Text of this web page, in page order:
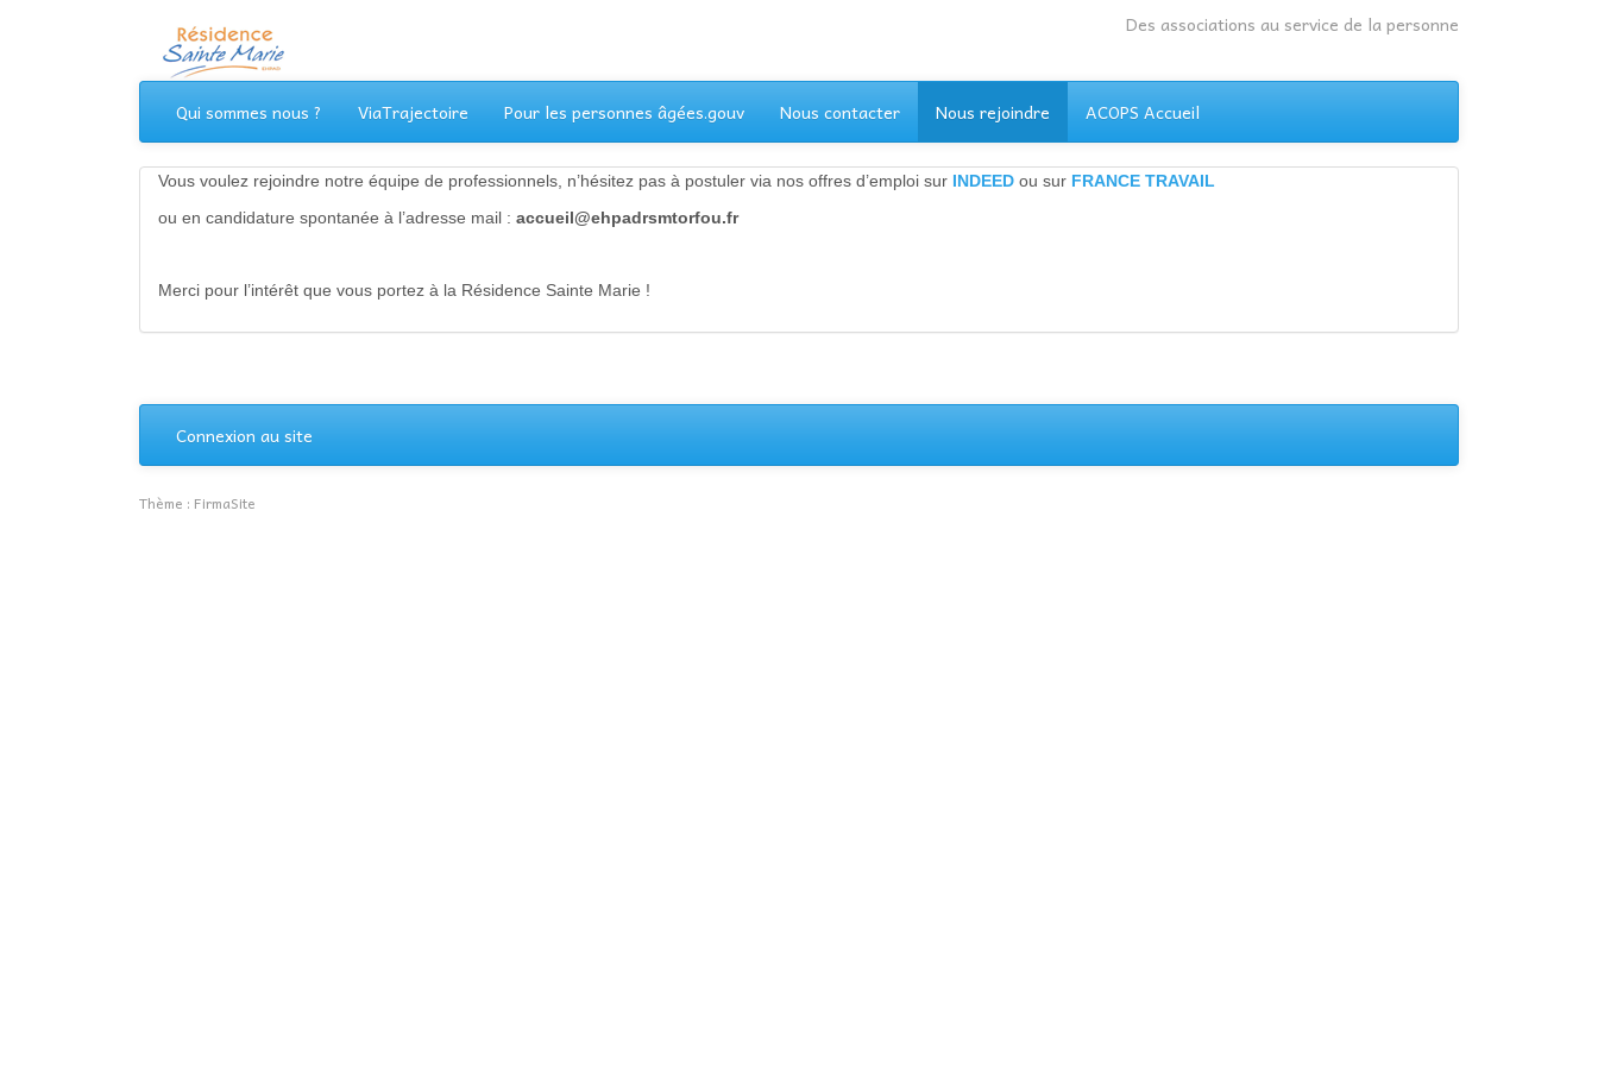
Des associations au service de la personne
Qui sommes nous ? ViaTrajectoire Pour les personnes âgées.gouv Nous contacter Nous rejoindre ACOPS Accueil
Vous voulez rejoindre notre équipe de professionnels, n’hésitez pas à postuler via nos offres d’emploi sur INDEED ou sur FRANCE TRAVAIL
ou en candidature spontanée à l’adresse mail : accueil@ehpadrsmtorfou.fr
Merci pour l’intérêt que vous portez à la Résidence Sainte Marie !
Connexion au site
Thème : FirmaSite